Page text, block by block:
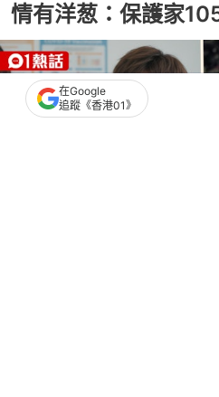
情有洋葱：保護家
在Google
追蹤《香港01》